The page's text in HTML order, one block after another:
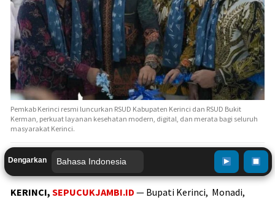
Pemkab Kerinci resmi luncurkan RSUD Kabupaten Kerinci dan RSUD Bukit
Kerman, perkuat layanan kesehatan modern, digital, dan merata bagi seluruh
masyarakat Kerinci.
Dengarkan
KERINCI, SEPUCUKJAMBI.ID — Bupati Kerinci, Monadi,